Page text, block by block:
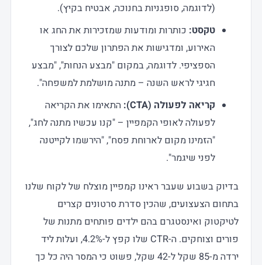
(לדוגמה, סופגניות בחנוכה, אבטיח בקיץ).
טקסט: כותרות ומודעות שמזכירות את החג או
האירוע, ומדגישות את הפתרון שלכם לצורך
הספציפי. לדוגמה, במקום "מבצע הנחות", "מבצע
חגיגי לראש השנה – מתנה מושלמת למשפחה".
קריאה לפעולה (CTA):
התאימו את הקריאה
לפעולה לאופי הקמפיין – "קנו עכשיו מתנה לחג",
"הזמינו מקום לארוחת פסח", "הירשמו לקייטנה
לפני שיגמר".
בדיוק בשבוע שעבר ראינו קמפיין מוצלח של לקוח שלנו
בתחום הצעצועים, שהכין סדרת סרטונים קצרים
לטיקטוק ואינסטגרם בהם ילדים פותחים מתנות של
פורים וצוחקים. ה-CTR שלו קפץ ל-4.2%, ועלות ליד
ירדה מ-85 שקל ל-42 שקל, פשוט כי המסר היה כל כך